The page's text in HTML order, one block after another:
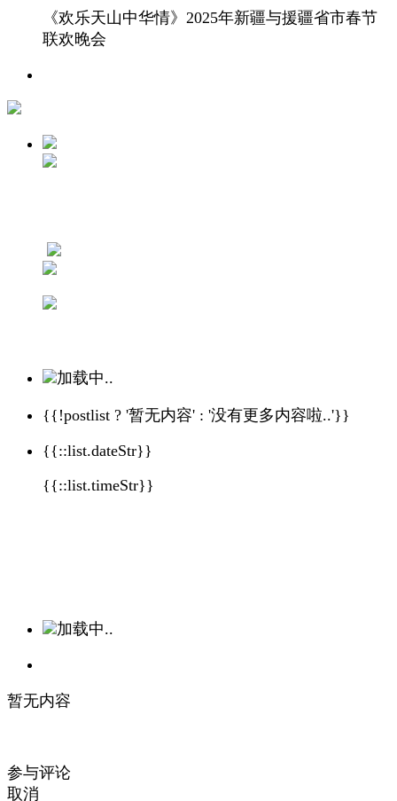
《欢乐天山中华情》2025年新疆与援疆省市春节
联欢晚会
加载中..
{{!postlist ? '暂无内容' : '没有更多内容啦..'}}
{{::list.dateStr}}
{{::list.timeStr}}
加载中..
暂无内容
参与评论
取消